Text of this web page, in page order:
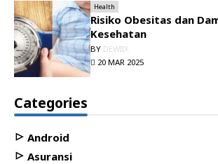
Health
Risiko Obesitas dan
Kesehatan
BY DEWIIX
20 MAR 2025
Categories
Android
Asuransi